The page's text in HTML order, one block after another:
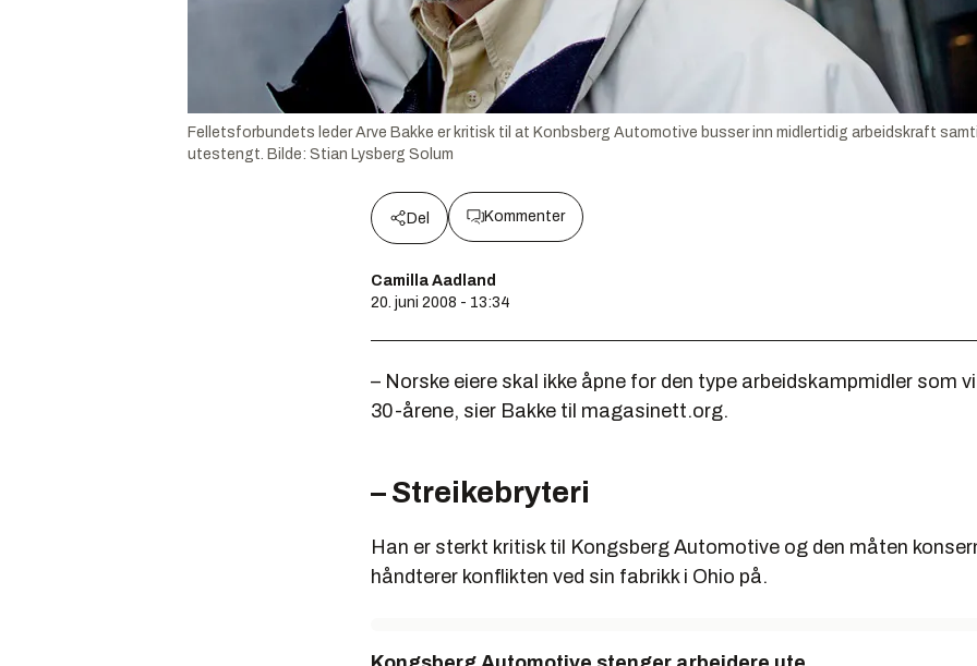
Felletsforbundets leder Arve Bakke er kritisk til at Konbsberg Automotive busser inn midlertidig arbeidskraft
utestengt. Bilde: Stian Lysberg Solum
Del Kommenter
Camilla Aadland
20. juni 2008 - 13:34
– Norske eiere skal ikke åpne for den type arbeidskampmidler som
30-årene, sier Bakke til magasinett.org.
– Streikebryteri
Han er sterkt kritisk til Kongsberg Automotive og den måten
håndterer konflikten ved sin fabrikk i Ohio på.